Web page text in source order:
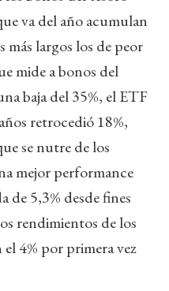
va del año acumulan
más largos los de peor
mide a bonos del
baja del 35%, el ETF
retrocedió 18%,
se nutre de los
mejor performance
de 5,3% desde fines
rendimientos de los
4% por primera vez